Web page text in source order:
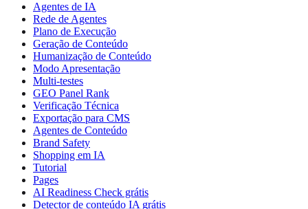
Agentes de IA
Rede de Agentes
Plano de Execução
Geração de Conteúdo
Humanização de Conteúdo
Modo Apresentação
Multi-testes
GEO Panel Rank
Verificação Técnica
Exportação para CMS
Agentes de Conteúdo
Brand Safety
Shopping em IA
Tutorial
Pages
AI Readiness Check grátis
Detector de conteúdo IA grátis